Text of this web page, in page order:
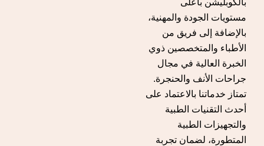
بالكوبليشن بأعلى
مستويات الجودة والمهنية،
بالإضافة إلى فريق من
الأطباء والمتخصصين ذوي
الخبرة العالية في مجال
جراحات الأنف والحنجرة.
تمتاز خدماتنا بالاعتماد على
أحدث التقنيات الطبية
والتجهيزات الطبية
المتطورة، لضمان تجربة